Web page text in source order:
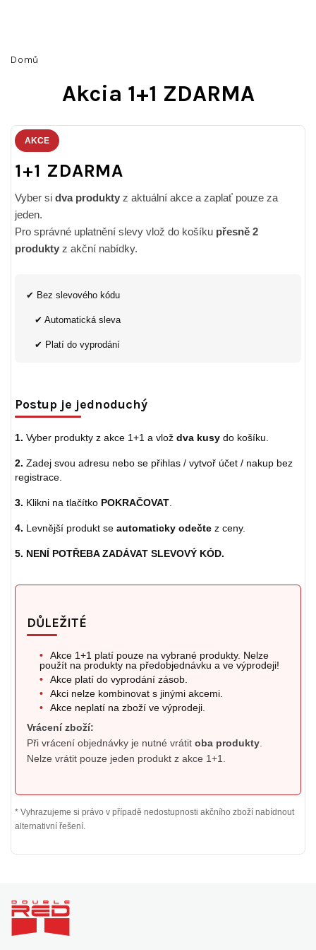
Domů
Akcia 1+1 ZDARMA
AKCE
1+1 ZDARMA
Vyber si dva produkty z aktuální akce a zaplať pouze za
jeden.
Pro správné uplatnění slevy vlož do košíku přesně 2
produkty z akční nabídky.
✔ Bez slevového kódu
✔ Automatická sleva
✔ Platí do vyprodání
Postup je jednoduchý
1. Vyber produkty z akce 1+1 a vlož dva kusy do košíku.
2. Zadej svou adresu nebo se přihlas / vytvoř účet / nakup bez
registrace.
3. Klikni na tlačítko POKRAČOVAT
4. Levnější produkt se automaticky odečte z ceny.
5. NENÍ POTŘEBA ZADÁVAT SLEVOVÝ KÓD.
DŮLEŽITÉ
•
Akce 1+1 platí pouze na vybrané produkty. Nelze
použít na produkty na předobjednávku a ve výprodeji!
•
Akce platí do vyprodání zásob.
•
Akci nelze kombinovat s jinými akcemi.
•
Akce neplatí na zboží ve výprodeji.
Vrácení zboží:
Při vrácení objednávky je nutné vrátit oba produkty
Nelze vrátit pouze jeden produkt z akce 1+1.
* Vyhrazujeme si právo v případě nedostupnosti akčního zboží nabídnout
alternativní řešení.